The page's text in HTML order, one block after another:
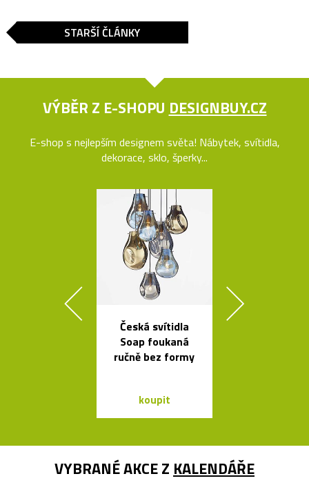
STARŠÍ ČLÁNKY
VÝBĚR Z E-SHOPU DESIGNBUY.CZ
E-shop s nejlepším designem světa! Nábytek, svítidla,
dekorace, sklo, šperky...
Česká svítidla
Soap foukaná
ručně bez formy
koupit
VYBRANÉ AKCE Z KALENDÁŘE